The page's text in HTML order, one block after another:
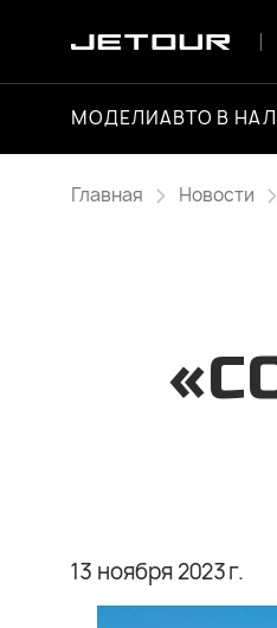
МОДЕЛИАВТО В
Главная Новости
13 ноября 2023 г.